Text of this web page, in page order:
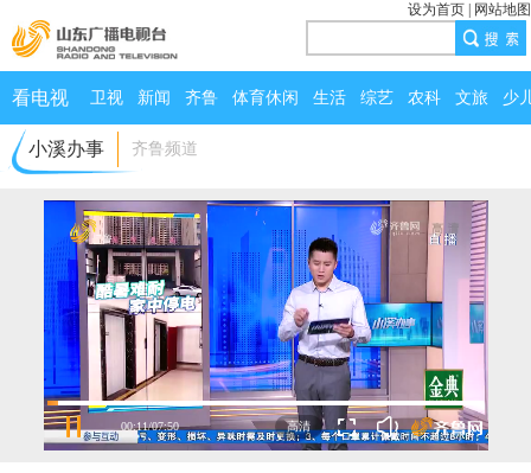
设为首页 网站地图
看电视 卫视 新闻 齐鲁 体育休闲 生活 综艺 农科 文旅 少
小溪办事 齐鲁频道
00:12/07:50